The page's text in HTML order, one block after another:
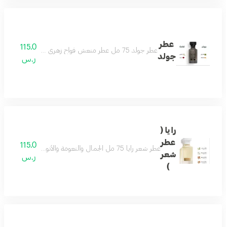
عطر
جولد
عطر جولد 75 مل عطر منعش فواح زهري جميل لكل وقت لطيف وهادىء وفواح يتميز بالثبات العالي مكونات العطر الياسمين الباتشولي الورد زهر البرتقال
115.0
ر.س
رايا (
عطر
شعر
)
عطر شعر رايا 75 مل الجمال والنعومة والأنوثة على هيئة عطرمزيج من اللوز والفل ونفحات من المسك وتكوين فاخر من خشب الصندل لتفوح منه رائحة الجمال والفخامة حتماً سيعجبك عطر لكل الأذواق يحتوي على فيتامينات مغذية للشعر ومرطبات ومنعمات
115.0
ر.س